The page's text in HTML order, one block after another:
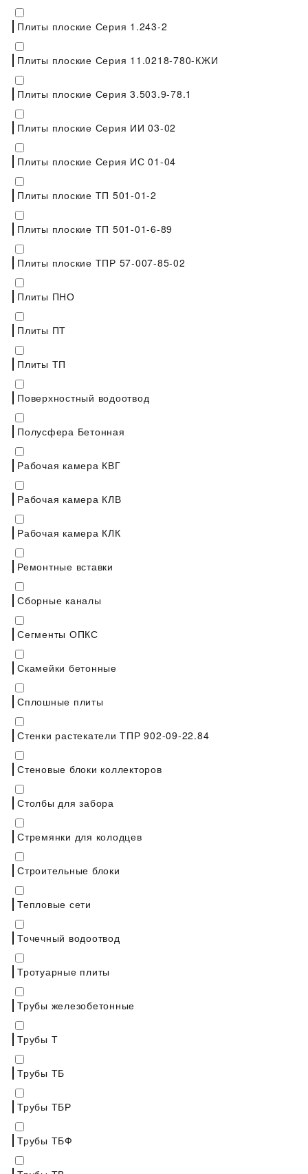
Плиты плоские Серия 1.243-2
Плиты плоские Серия 11.0218-780-КЖИ
Плиты плоские Серия 3.503.9-78.1
Плиты плоские Серия ИИ 03-02
Плиты плоские Серия ИС 01-04
Плиты плоские ТП 501-01-2
Плиты плоские ТП 501-01-6-89
Плиты плоские ТПР 57-007-85-02
Плиты ПНО
Плиты ПТ
Плиты ТП
Поверхностный водоотвод
Полусфера Бетонная
Рабочая камера КВГ
Рабочая камера КЛВ
Рабочая камера КЛК
Ремонтные вставки
Сборные каналы
Сегменты ОПКС
Скамейки бетонные
Сплошные плиты
Стенки растекатели ТПР 902-09-22.84
Стеновые блоки коллекторов
Столбы для забора
Стремянки для колодцев
Строительные блоки
Тепловые сети
Точечный водоотвод
Тротуарные плиты
Трубы железобетонные
Трубы Т
Трубы ТБ
Трубы ТБР
Трубы ТБФ